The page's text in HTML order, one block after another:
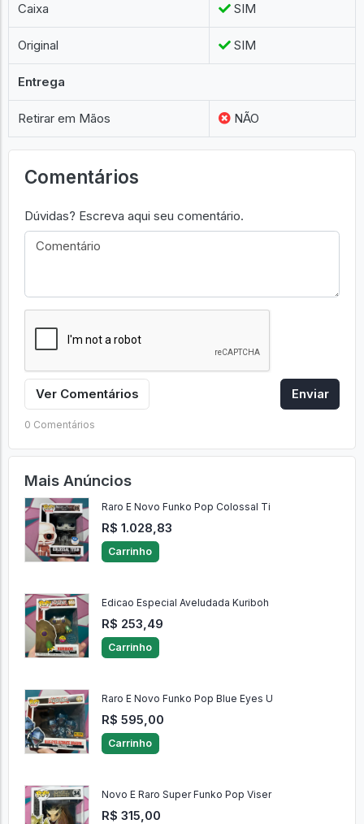
Caixa SIM
Original SIM
Entrega
Retirar em Mãos NÃO
Comentários
Dúvidas? Escreva aqui seu comentário.
Ver Comentários Enviar
0 Comentários
Mais Anúncios
Raro E Novo Funko Pop Colossal Ti
R$ 1.028,83
Carrinho
Edicao Especial Aveludada Kuriboh
R$ 253,49
Carrinho
Raro E Novo Funko Pop Blue Eyes U
R$ 595,00
Carrinho
Novo E Raro Super Funko Pop Viser
R$ 315,00